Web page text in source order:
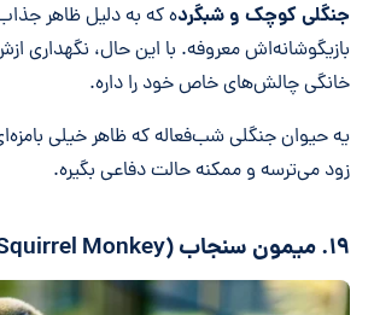
جنگلی کوچک و شبگرده که به دلیل ظاهر
بازیگوشانه‌اش معروفه. با این حال، نگهداری
خانگی چالش‌های خاص خود را داره.
یه حیوان جنگلی شب‌فعاله که ظاهر خیلی
زود می‌ترسه و ممکنه حالت دفاعی بگیره.
۱۹. میمون سنجاب (Squirrel Monkey)